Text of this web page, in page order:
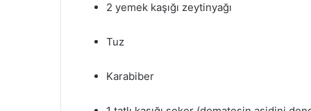
2 yemek kaşığı zeytinyağı
Tuz
Karabiber